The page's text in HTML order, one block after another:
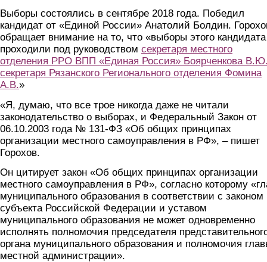
Выборы состоялись в сентябре 2018 года. Победил
кандидат от «Единой России» Анатолий Болдин.
обращает внимание на то, что «выборы этого кандидата
проходили под руководством секретаря местного
отделения РРО ВПП «Единая Россия» Боярченкова
секретаря Рязанского Регионального отделения Фомина
А.В.»
«Я, думаю, что все трое никогда даже не читали
законодательство о выборах, и Федеральный Закон от
06.10.2003 года № 131-ФЗ «Об общих принципах
организации местного самоуправления в РФ», – пишет
Горохов.
Он цитирует закон «Об общих принципах организации
местного самоуправления в РФ», согласно которому
муниципального образования в соответствии с законом
субъекта Российской Федерации и уставом
муниципального образования не может одновременно
исполнять полномочия председателя
органа муниципального образования и полномочия
местной администрации».